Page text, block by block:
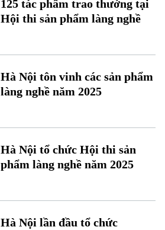
125 tác phẩm trao thưởng tại
Hội thi sản phẩm làng nghề
Hà Nội tôn vinh các sản phẩm
làng nghề năm 2025
Hà Nội tổ chức Hội thi sản
phẩm làng nghề năm 2025
Hà Nội lần đầu tổ chức